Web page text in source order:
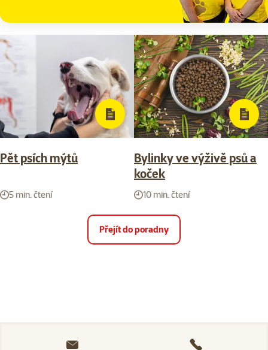
Pět psích mýtů
5 min. čtení
Bylinky ve výživě psů a
koček
10 min. čtení
Přejít do poradny